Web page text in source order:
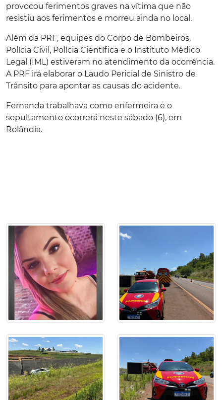
provocou ferimentos graves na vítima que não
resistiu aos ferimentos e morreu ainda no local.
Além da PRF, equipes do Corpo de Bombeiros,
Polícia Civil, Polícia Científica e o Instituto Médico
Legal (IML) estiveram no atendimento da ocorrência.
A PRF irá elaborar o Laudo Pericial de Sinistro de
Trânsito para apontar as causas do acidente.
Fernanda trabalhava como enfermeira e o
sepultamento ocorrerá neste sábado (6), em
Rolândia.